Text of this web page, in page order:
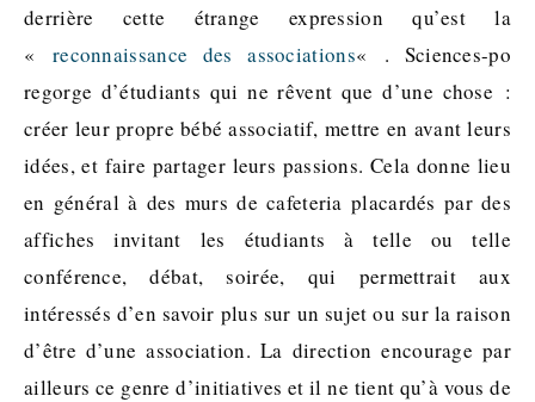
derrière cette étrange expression qu’est la
« reconnaissance des associations« . Sciences-po
regorge d’étudiants qui ne rêvent que d’une chose :
créer leur propre bébé associatif, mettre en avant leurs
idées, et faire partager leurs passions. Cela donne lieu
en général à des murs de cafeteria placardés par des
affiches invitant les étudiants à telle ou telle
conférence, débat, soirée, qui permettrait aux
intéressés d’en savoir plus sur un sujet ou sur la raison
d’être d’une association. La direction encourage par
ailleurs ce genre d’initiatives et il ne tient qu’à vous de